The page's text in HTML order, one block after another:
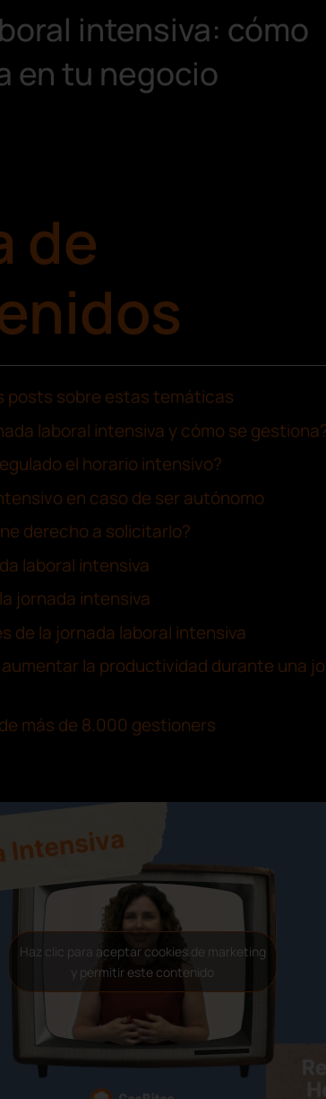
intensiva: cómo
en tu negocio
de
posts sobre estas temáticas
laboral intensiva y cómo se
el horario intensivo?
en caso de ser autónomo
derecho a solicitarlo?
laboral intensiva
jornada intensiva
de la jornada laboral intensiva
la productividad durante una
más de 8.000 gestioners
Haz clic para aceptar cookies de marketing
y permitir este contenido